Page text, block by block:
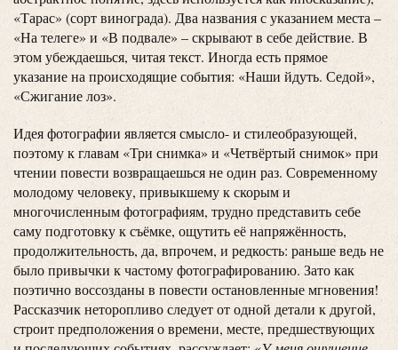
«Тарас» (сорт винограда). Два названия с указанием места –
«На телеге» и «В подвале» – скрывают в себе действие. В
этом убеждаешься, читая текст. Иногда есть прямое
указание на происходящие события: «Наши йдуть. Седой»,
«Сжигание лоз».
Идея фотографии является смысло- и стилеобразующей,
поэтому к главам «Три снимка» и «Четвёртый снимок» при
чтении повести возвращаешься не один раз. Современному
молодому человеку, привыкшему к скорым и
многочисленным фотографиям, трудно представить себе
саму подготовку к съёмке, ощутить её напряжённость,
продолжительность, да, впрочем, и редкость: раньше ведь не
было привычки к частому фотографированию. Зато как
поэтично воссозданы в повести остановленные мгновения!
Рассказчик неторопливо следует от одной детали к другой,
строит предположения о времени, месте, предшествующих